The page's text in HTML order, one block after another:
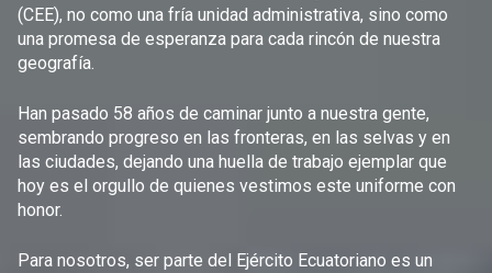
(CEE), no como una fría unidad administrativa, sino como
una promesa de esperanza para cada rincón de nuestra
geografía.
Han pasado 58 años de caminar junto a nuestra gente,
sembrando progreso en las fronteras, en las selvas y en
las ciudades, dejando una huella de trabajo ejemplar que
hoy es el orgullo de quienes vestimos este uniforme con
honor.
Para nosotros, ser parte del Ejército Ecuatoriano es un